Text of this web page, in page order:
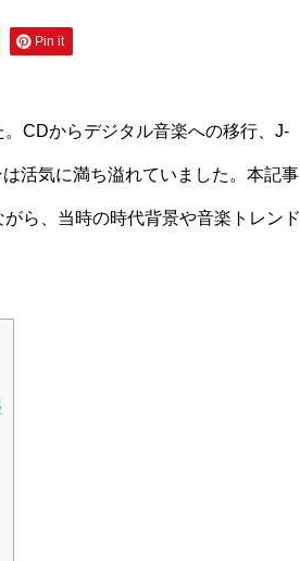
Pin it
CDからデジタル音楽への移行、J-
活気に満ち溢れていました。本記事
ら、当時の時代背景や音楽トレンド